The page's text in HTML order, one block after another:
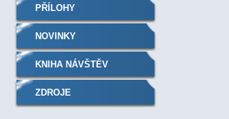
PŘÍLOHY
NOVINKY
KNIHA NÁVŠTĚV
ZDROJE